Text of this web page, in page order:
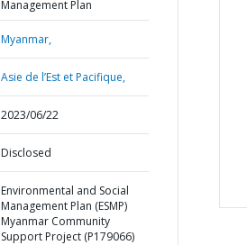
Management Plan
Myanmar,
Asie de l’Est et Pacifique,
2023/06/22
Disclosed
Environmental and Social
Management Plan (ESMP)
Myanmar Community
Support Project (P179066)